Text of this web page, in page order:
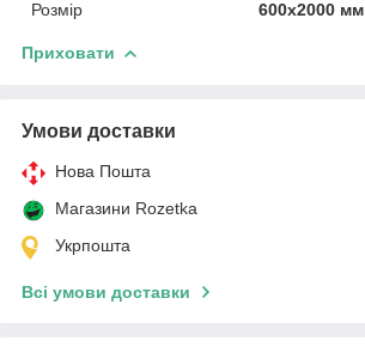
Розмір
600х2000 мм
Приховати
Умови доставки
Нова Пошта
Магазини Rozetka
Укрпошта
Всі умови доставки